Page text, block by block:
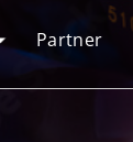
Partner